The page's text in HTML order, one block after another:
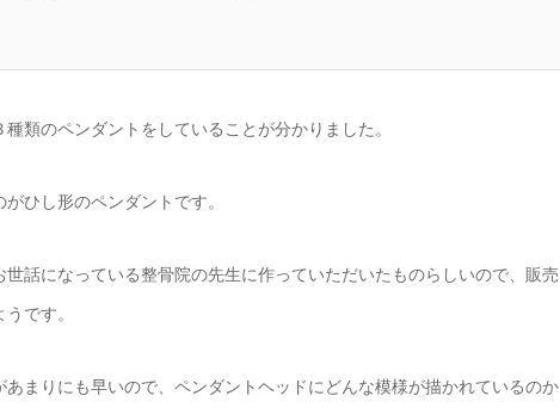
類のペンダントをしていることが分かりました。
ひし形のペンダントです。
話になっている整骨院の先生に作っていただいたものらしいので、販売
です。
まりにも早いので、ペンダントヘッドにどんな模様が描かれているのか